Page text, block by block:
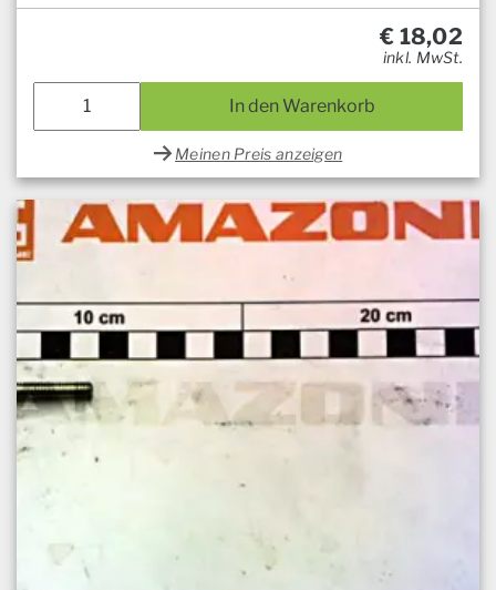
€ 18,02
inkl. MwSt.
In den Warenkorb
Meinen Preis anzeigen